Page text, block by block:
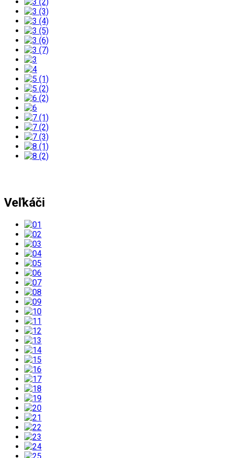
Veľkáči